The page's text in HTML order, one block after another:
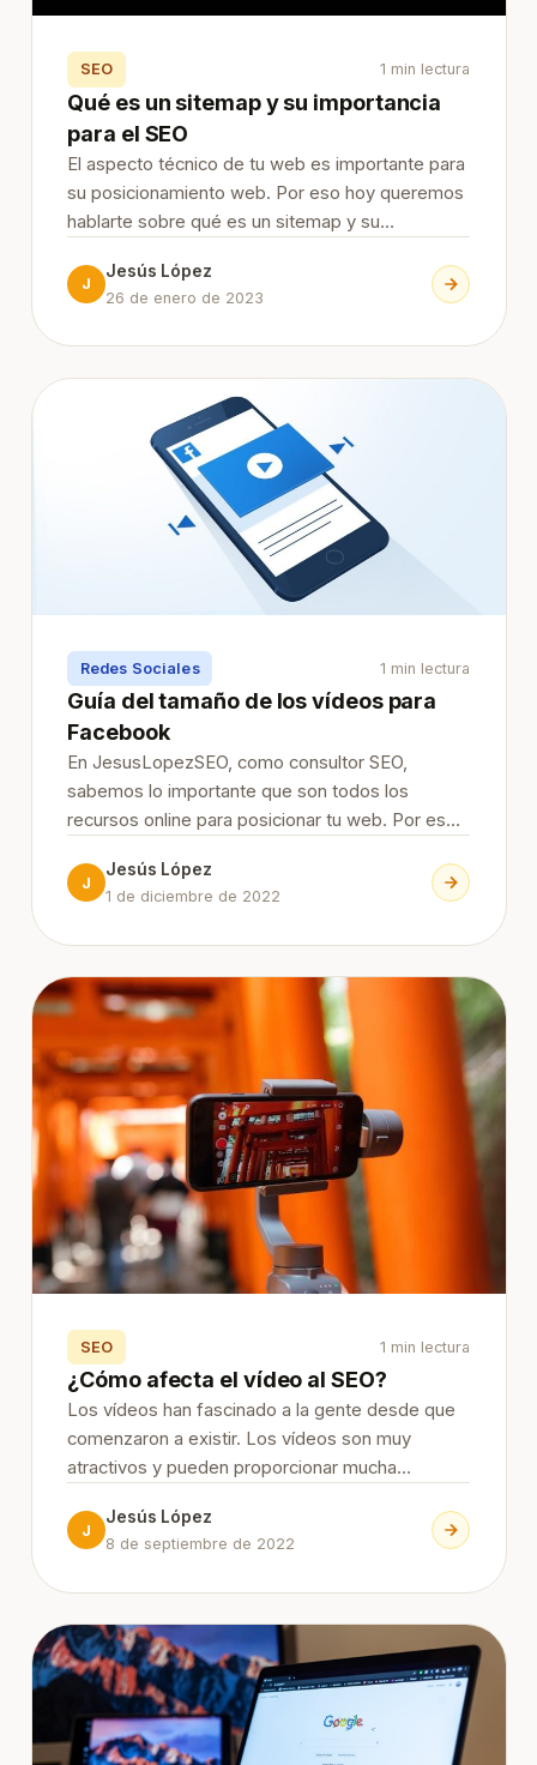
SEO 1 min lectura
Qué es un sitemap y su importancia
para el SEO
El aspecto técnico de tu web es importante para
su posicionamiento web. Por eso hoy queremos
hablarte sobre qué es un sitemap y su
saber más y mejorar tu posicionamiento en
Google. Continue Reading
J
Jesús López
26 de enero de 2023
Redes Sociales 1 min lectura
Guía del tamaño de los vídeos para
Facebook
En JesusLopezSEO, como consultor SEO,
sabemos lo importante que son todos los
recursos online para posicionar tu web. Por eso
los vídeos para Facebook. Estas cambian
regularmente, por eso son dimensiones
J
Jesús López
1 de diciembre de 2022
SEO 1 min lectura
¿Cómo afecta el vídeo al SEO?
Los vídeos han fascinado a la gente desde que
comenzaron a existir. Los vídeos son muy
atractivos y pueden proporcionar mucha
Continue Reading
J
Jesús López
8 de septiembre de 2022